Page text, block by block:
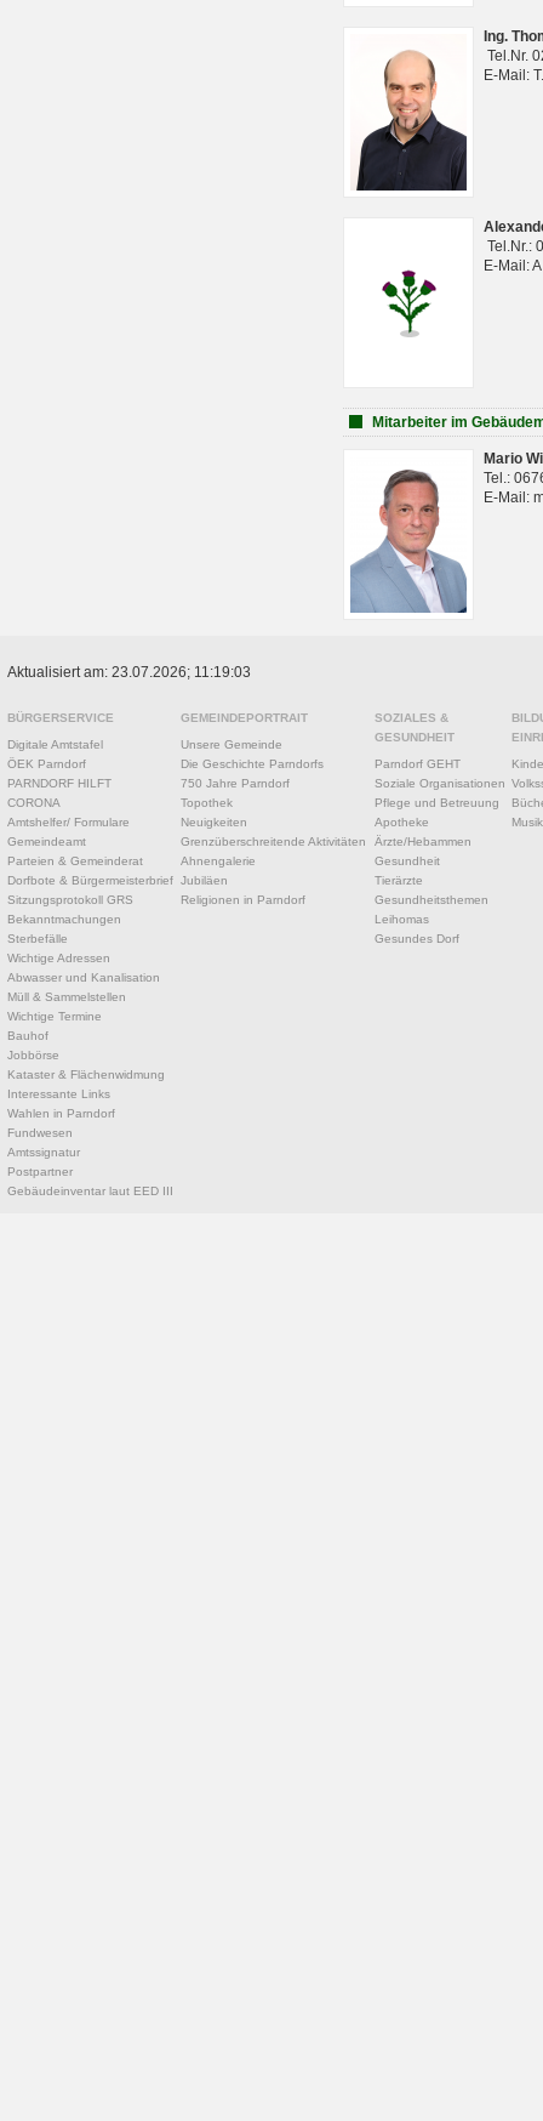
Ing.
Tel.Nr.
E-Mail:
Tel.Nr.:
E-Mail:
Mitarbeiter im
Mario
Tel.:
E-Mail:
Aktualisiert am: 23.07.2026; 11:19:03
BÜRGERSERVICE
Digitale Amtstafel
ÖEK Parndorf
PARNDORF HILFT
CORONA
Amtshelfer/ Formulare
Gemeindeamt
Parteien & Gemeinderat
Dorfbote & Bürgermeisterbrief
Sitzungsprotokoll GRS
Bekanntmachungen
Sterbefälle
Wichtige Adressen
Abwasser und Kanalisation
Müll & Sammelstellen
Wichtige Termine
Bauhof
Jobbörse
Kataster & Flächenwidmung
Interessante Links
Wahlen in Parndorf
Fundwesen
Amtssignatur
Postpartner
Gebäudeinventar laut EED III
GEMEINDEPORTRAIT
Unsere Gemeinde
Die Geschichte Parndorfs
750 Jahre Parndorf
Topothek
Neuigkeiten
Grenzüberschreitende Aktivitäten
Ahnengalerie
Jubiläen
Religionen in Parndorf
SOZIALES &
GESUNDHEIT
Parndorf GEHT
Soziale Organisationen
Pflege und Betreuung
Apotheke
Ärzte/Hebammen
Gesundheit
Tierärzte
Gesundheitsthemen
Leihomas
Gesundes Dorf